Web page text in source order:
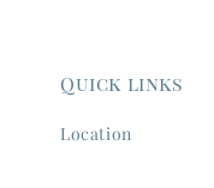
Quick links
Location